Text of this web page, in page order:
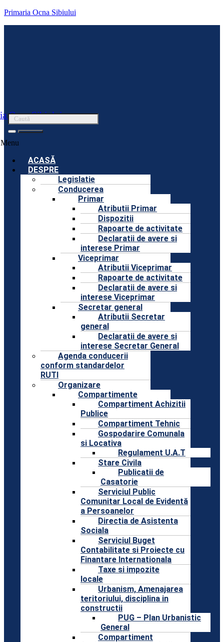
Primaria Ocna Sibiului
Ocna Sibiului
Menu
ACASĂ
DESPRE
Legislatie
Conducerea
Primar
Atributii Primar
Dispozitii
Rapoarte de activitate
Declaratii de avere si
interese Primar
Viceprimar
Atributii Viceprimar
Rapoarte de activitate
Declaratii de avere si
interese Viceprimar
Secretar general
Atributii Secretar
general
Declaratii de avere si
interese Secretar General
Agenda conducerii
conform standardelor
RUTI
Organizare
Compartimente
Compartiment Achizitii
Publice
Compartiment Tehnic
Gospodarire Comunala
si Locativa
Regulament U.A.T
Stare Civila
Publicatii de
Casatorie
Serviciul Public
Comunitar Local de Evidentă
a Persoanelor
Directia de Asistenta
Sociala
Serviciul Buget
Contabilitate si Proiecte cu
Finantare Internationala
Taxe si impozite
locale
Urbanism, Amenajarea
teritoriului, disciplina in
constructii
PUG – Plan Urbanistic
General
Compartiment